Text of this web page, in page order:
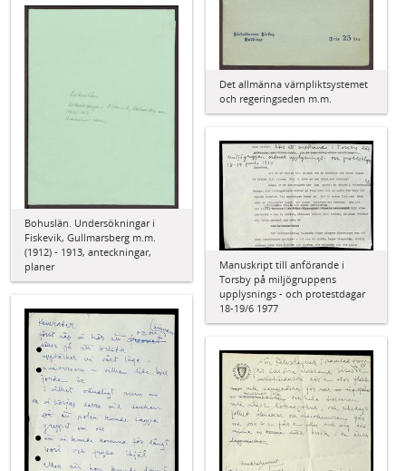
Det allmänna värnpliktsystemet
och regeringseden m.m.
Bohuslän. Undersökningar i
Fiskevik, Gullmarsberg m.m.
(1912) - 1913, anteckningar,
planer
Manuskript till anförande i
Torsby på miljögruppens
upplysnings - och protestdagar
18-19/6 1977